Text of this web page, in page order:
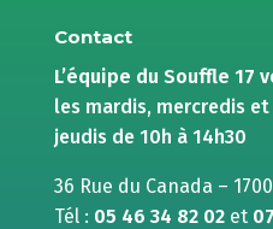
Contact
L’équipe du Souffle 17
les mardis, mercredis et
jeudis de 10h à 14h30
36 Rue du Canada –
Tél : 05 46 34 82 02et